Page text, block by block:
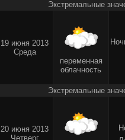
Экстремальные
19 июня 2013
Среда
переменная
облачность
Экстремальные
20 июня 2013
Четверг